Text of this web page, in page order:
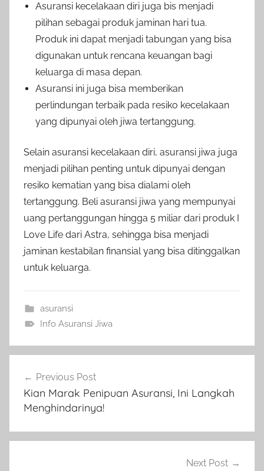
Asuransi kecelakaan diri juga bis menjadi
pilihan sebagai produk jaminan hari tua.
Produk ini dapat menjadi tabungan yang bisa
digunakan untuk rencana keuangan bagi
keluarga di masa depan.
Asuransi ini juga bisa memberikan
perlindungan terbaik pada resiko kecelakaan
yang dipunyai oleh jiwa tertanggung.
Selain asuransi kecelakaan diri, asuransi jiwa juga
menjadi pilihan penting untuk dipunyai dengan
resiko kematian yang bisa dialami oleh
tertanggung. Beli asuransi jiwa yang mempunyai
uang pertanggungan hingga 5 miliar dari produk I
Love Life dari Astra, sehingga bisa menjadi
jaminan kestabilan finansial yang bisa ditinggalkan
untuk keluarga.
asuransi
Info Asuransi Jiwa
Previous Post
Kian Marak Penipuan Asuransi, Ini Langkah
Menghindarinya!
Next Post